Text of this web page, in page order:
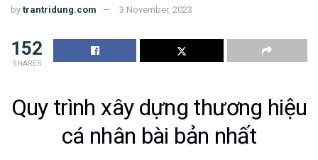
by trantridung.com 3 November, 2023
152
SHARES
Quy trình xây dựng thương hiệu
cá nhân bài bản nhất